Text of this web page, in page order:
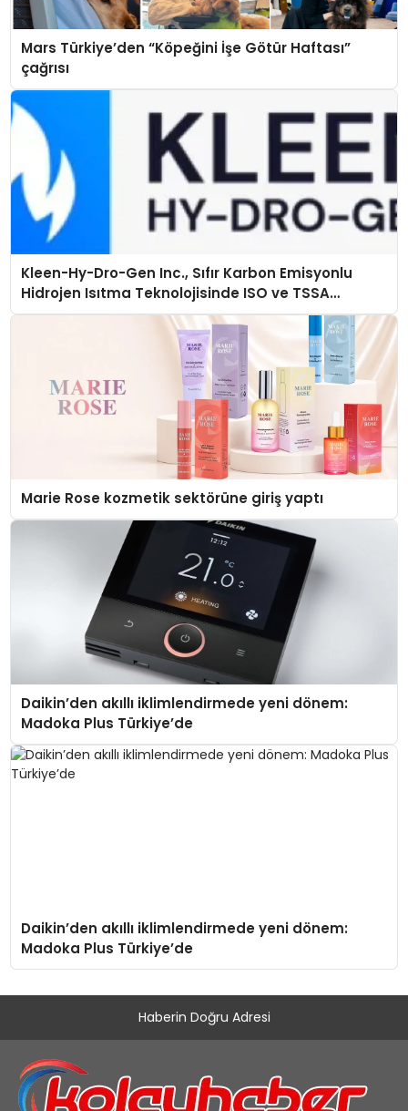
Mars Türkiye’den “Köpeğini İşe Götür Haftası”
çağrısı
Kleen-Hy-Dro-Gen Inc., Sıfır Karbon Emisyonlu
Hidrojen Isıtma Teknolojisinde ISO ve TSSA
Düzenleyici Onaylarını Aldı
Marie Rose kozmetik sektörüne giriş yaptı
Daikin’den akıllı iklimlendirmede yeni dönem:
Madoka Plus Türkiye’de
Daikin’den akıllı iklimlendirmede yeni dönem:
Madoka Plus Türkiye’de
Haberin Doğru Adresi